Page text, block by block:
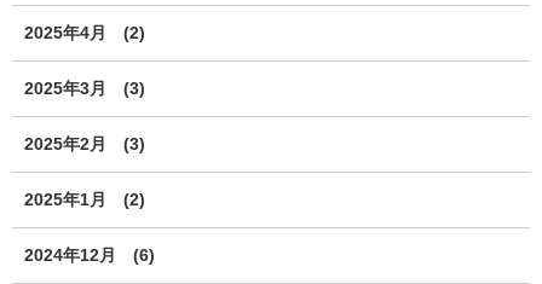
2025年4月 (2)
2025年3月 (3)
2025年2月 (3)
2025年1月 (2)
2024年12月 (6)